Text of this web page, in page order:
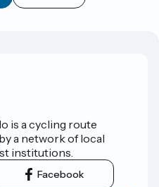
is a cycling route
a network of local
institutions.
Facebook